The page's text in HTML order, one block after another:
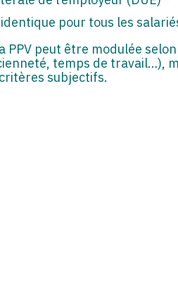
pour tous les
PPV peut être modulée
temps de travail…),
subjectifs.